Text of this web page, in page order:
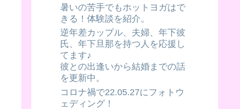
暑いの苦手でもホットヨガはで
きる！体験談を紹介。
逆年差カップル、夫婦、年下彼
氏、年下旦那を持つ人を応援し
てます♪
彼との出逢いから結婚までの話
を更新中。
コロナ禍で22.05.27にフォトウ
ェディング！